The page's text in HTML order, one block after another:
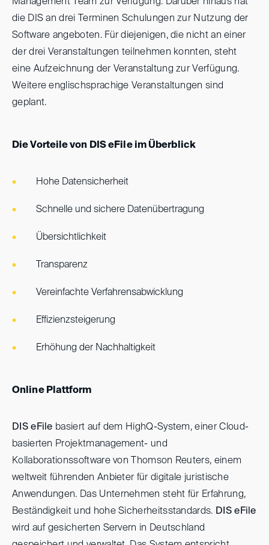
die DIS an drei Terminen Schulungen zur Nutzung der
Software angeboten. Für diejenigen, die nicht an einer
der drei Veranstaltungen teilnehmen konnten, steht
eine Aufzeichnung der Veranstaltung zur Verfügung.
Weitere englischsprachige Veranstaltungen sind
geplant.
Die Vorteile von DIS eFile im Überblick
Hohe Datensicherheit
Schnelle und sichere Datenübertragung
Übersichtlichkeit
Transparenz
Vereinfachte Verfahrensabwicklung
Effizienzsteigerung
Erhöhung der Nachhaltigkeit
Online Plattform
DIS eFile basiert auf dem HighQ-System, einer Cloud-
basierten Projektmanagement- und
Kollaborationssoftware von Thomson Reuters, einem
weltweit führenden Anbieter für digitale juristische
Anwendungen. Das Unternehmen steht für Erfahrung,
Beständigkeit und hohe Sicherheitsstandards. DIS eFile
wird auf gesicherten Servern in Deutschland